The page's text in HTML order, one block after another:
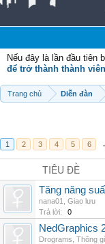
Nếu đây là lần đầu tiên
để trở thành thành viên
Trang chủ Diễn đàn
1 2 3 4 5 6
TIÊU ĐỀ
Tăng năng
nana01
Giao lưu
Trả lời:
0
NedGraphics
Drograms Thông